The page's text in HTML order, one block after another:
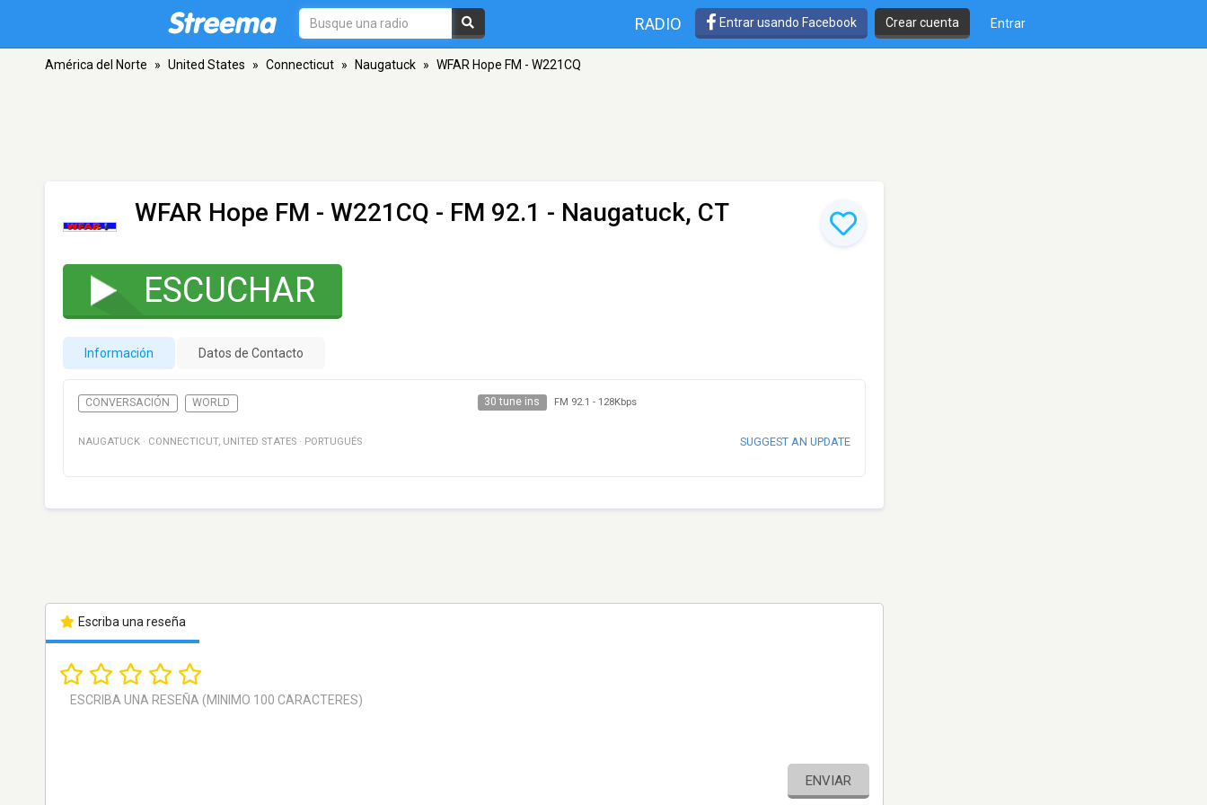
RADIO Entrar usando Facebook Crear cuenta Entrar
América del Norte » United States » Connecticut » Naugatuck » WFAR Hope FM - W221CQ
WFAR Hope FM - W221CQ - FM 92.1 - Naugatuck, CT
ESCUCHAR
Información Datos de Contacto
CONVERSACIÓN WORLD 30 tune ins FM 92.1 - 128Kbps
NAUGATUCK · CONNECTICUT, UNITED STATES · PORTUGUÉS SUGGEST AN UPDATE
Escriba una reseña
ENVIAR